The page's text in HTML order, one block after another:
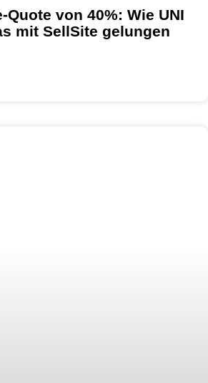
Quote von 40%: Wie UNI
mit SellSite gelungen